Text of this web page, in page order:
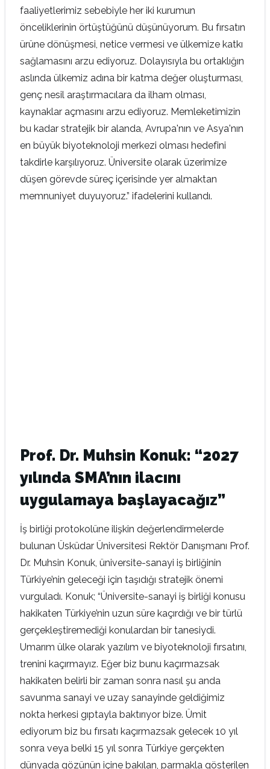
faaliyetlerimiz sebebiyle her iki kurumun
önceliklerinin örtüştüğünü düşünüyorum. Bu fırsatın
ürüne dönüşmesi, netice vermesi ve ülkemize katkı
sağlamasını arzu ediyoruz. Dolayısıyla bu ortaklığın
aslında ülkemiz adına bir katma değer oluşturması,
genç nesil araştırmacılara da ilham olması,
kaynaklar açmasını arzu ediyoruz. Memleketimizin
bu kadar stratejik bir alanda, Avrupa'nın ve Asya'nın
en büyük biyoteknoloji merkezi olması hedefini
takdirle karşılıyoruz. Üniversite olarak üzerimize
düşen görevde süreç içerisinde yer almaktan
memnuniyet duyuyoruz.” ifadelerini kullandı.
Prof. Dr. Muhsin Konuk: “2027
yılında SMA’nın ilacını
uygulamaya başlayacağız”
İş birliği protokolüne ilişkin değerlendirmelerde
bulunan Üsküdar Üniversitesi Rektör Danışmanı Prof.
Dr. Muhsin Konuk, üniversite-sanayi iş birliğinin
Türkiye’nin geleceği için taşıdığı stratejik önemi
vurguladı. Konuk; “Üniversite-sanayi iş birliği konusu
hakikaten Türkiye’nin uzun süre kaçırdığı ve bir türlü
gerçekleştiremediği konulardan bir tanesiydi.
Umarım ülke olarak yazılım ve biyoteknoloji fırsatını,
trenini kaçırmayız. Eğer biz bunu kaçırmazsak
hakikaten belirli bir zaman sonra nasıl şu anda
savunma sanayi ve uzay sanayinde geldiğimiz
nokta herkesi gıptayla baktırıyor bize. Ümit
ediyorum biz bu fırsatı kaçırmazsak gelecek 10 yıl
sonra veya belki 15 yıl sonra Türkiye gerçekten
dünyada gözünün içine bakılan, parmakla gösterilen